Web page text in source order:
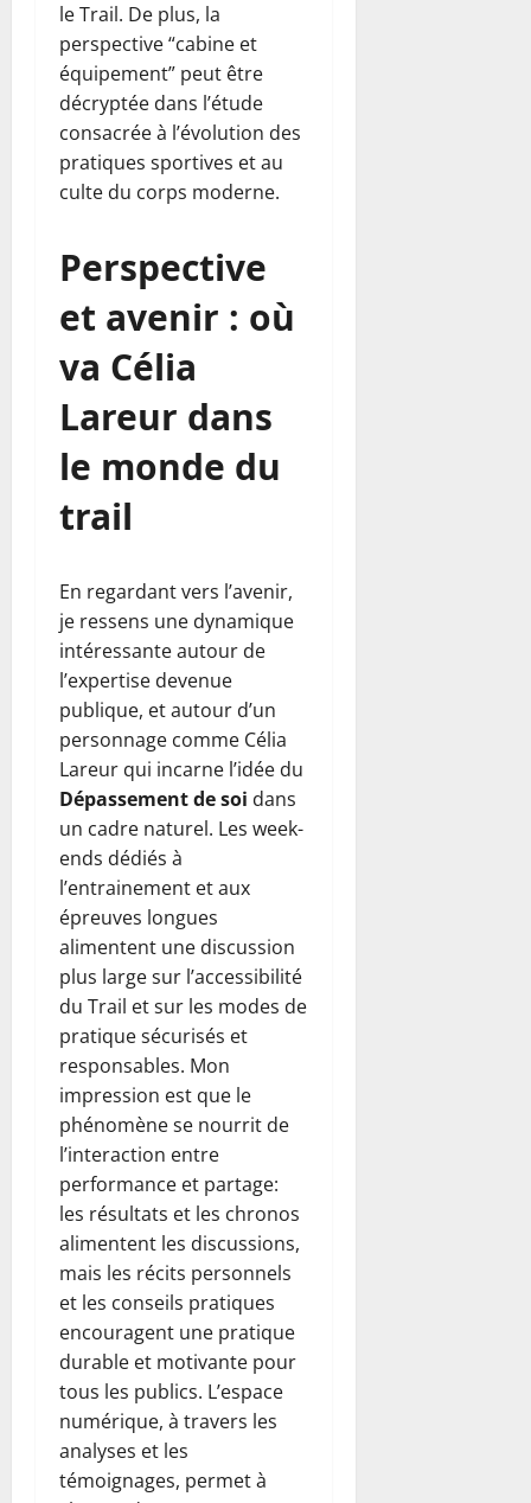
le Trail. De plus, la
perspective “cabine et
équipement” peut être
décryptée dans l’étude
consacrée à l’évolution des
pratiques sportives et au
culte du corps moderne.
Perspective
et avenir : où
va Célia
Lareur dans
le monde du
trail
En regardant vers l’avenir,
je ressens une dynamique
intéressante autour de
l’expertise devenue
publique, et autour d’un
personnage comme Célia
Lareur qui incarne l’idée du
Dépassement de soi dans
un cadre naturel. Les week-
ends dédiés à
l’entrainement et aux
épreuves longues
alimentent une discussion
plus large sur l’accessibilité
du Trail et sur les modes de
pratique sécurisés et
responsables. Mon
impression est que le
phénomène se nourrit de
l’interaction entre
performance et partage:
les résultats et les chronos
alimentent les discussions,
mais les récits personnels
et les conseils pratiques
encouragent une pratique
durable et motivante pour
tous les publics. L’espace
numérique, à travers les
analyses et les
témoignages, permet à